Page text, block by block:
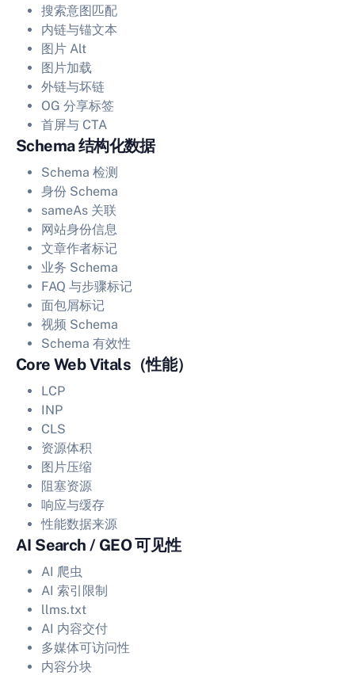
搜索意图匹配
内链与锚文本
图片 Alt
图片加载
外链与坏链
OG 分享标签
首屏与 CTA
Schema 结构化数据
Schema 检测
身份 Schema
sameAs 关联
网站身份信息
文章作者标记
业务 Schema
FAQ 与步骤标记
面包屑标记
视频 Schema
Schema 有效性
Core Web Vitals（性能）
LCP
INP
CLS
资源体积
图片压缩
阻塞资源
响应与缓存
性能数据来源
AI Search / GEO 可见性
AI 爬虫
AI 索引限制
llms.txt
AI 内容交付
多媒体可访问性
内容分块